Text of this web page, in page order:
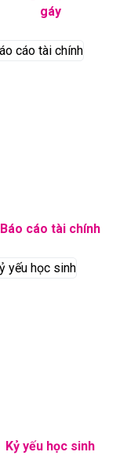
gáy
Báo cáo tài chính
Kỷ yếu học sinh